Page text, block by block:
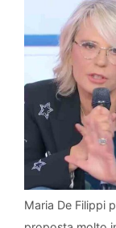
Maria De Filippi